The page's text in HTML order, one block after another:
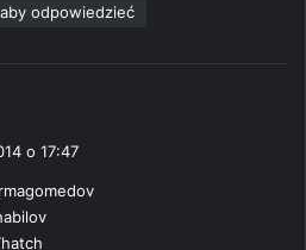
odpowiedzieć
o 17:47